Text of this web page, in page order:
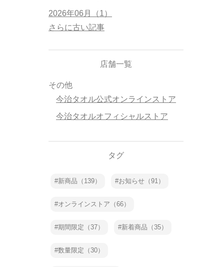
2026年06月（1）
さらに古い記事
店舗一覧
その他
今治タオル公式オンラインストア
今治タオルオフィシャルストア
タグ
新商品（139） お知らせ（91）
オンラインストア（66）
期間限定（37） 新着商品（35）
数量限定（30）